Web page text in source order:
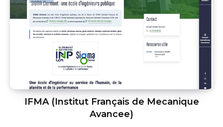
IFMA (Institut Français de Mecanique
Avancee)